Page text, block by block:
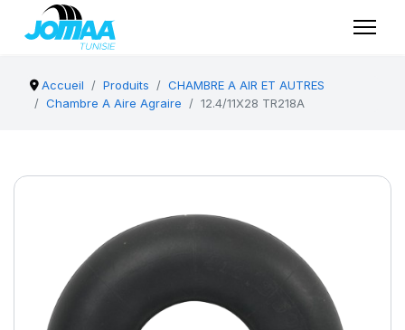
Accueil Produits
CHAMBRE A AIR ET AUTRES
Chambre A Aire Agraire
12.4/11X28 TR218A